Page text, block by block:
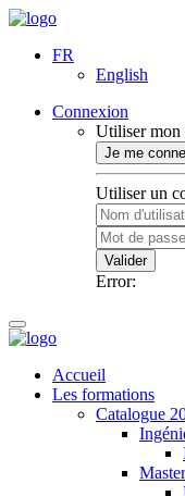
FR
English
Connexion
Utiliser mon
Je me
Utiliser un
Valider
Error:
Accueil
Les formations
Catalogue
Master